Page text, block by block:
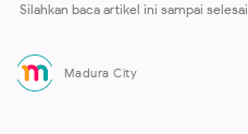
Silahkan baca artikel ini sampai